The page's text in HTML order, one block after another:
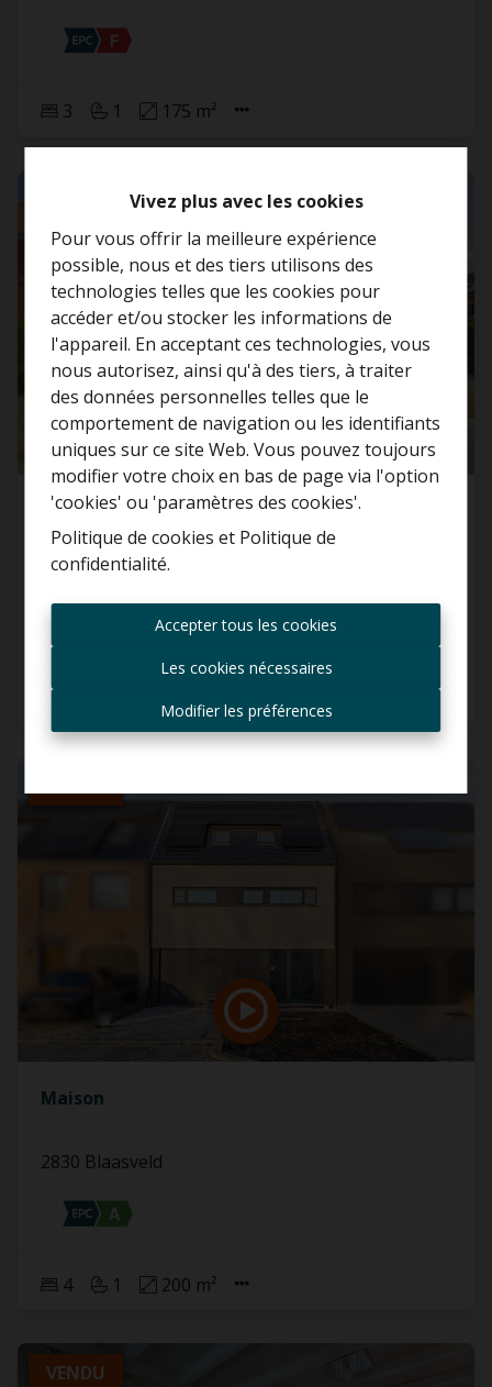
Vivez plus avec les cookies
Pour vous offrir la meilleure expérience
possible, nous et des tiers utilisons des
technologies telles que les cookies pour
accéder et/ou stocker les informations de
l'appareil. En acceptant ces technologies, vous
nous autorisez, ainsi qu'à des tiers, à traiter
des données personnelles telles que le
comportement de navigation ou les identifiants
uniques sur ce site Web. Vous pouvez toujours
modifier votre choix en bas de page via l'option
'cookies' ou 'paramètres des cookies'.
Politique de cookies et Politique de
confidentialité.
Accepter tous les cookies
Les cookies nécessaires
Modifier les préférences
3 1 175 m²
Maison
2830 Blaasveld
Maison
2830 Blaasveld
4 1 200 m²
VENDU
Curieux de connaître la
valeur de votre maison ?
Estimation gratuite
Toujours être le premier
informé des nouvelles
offres ?
mail